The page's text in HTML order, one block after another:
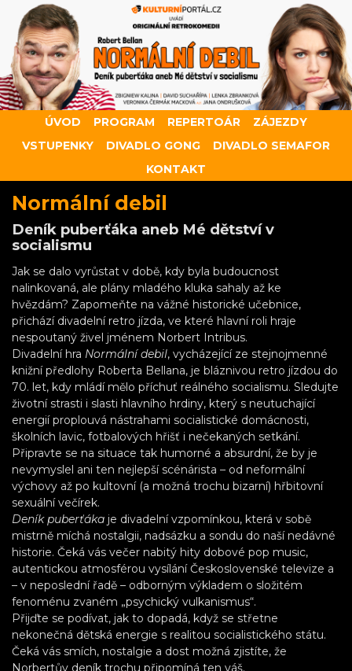
ÚVOD PROGRAM REPERTOÁR
ZÁJEZDY
VSTUPENKY
DIVADLO GONG
DIVADLO SEMAFOR
KONTAKT
Normální debil
Deník puberťáka aneb Mé dětství v
socialismu
Jak se dalo vyrůstat v době, kdy byla budoucnost
nalinkovaná, ale plány mladého kluka sahaly až ke
hvězdám? Zapomeňte na vážné historické učebnice,
přichází divadelní retro jízda, ve které hlavní roli hraje
nespoutaný živel jménem Norbert Intribus.
Divadelní hra Normální debil, vycházející ze stejnojmenné
knižní předlohy Roberta Bellana, je bláznivou retro jízdou do
70. let, kdy mládí mělo příchuť reálného socialismu. Sledujte
životní strasti i slasti hlavního hrdiny, který s neutuchající
energií proplouvá nástrahami socialistické domácnosti,
školních lavic, fotbalových hřišť i nečekaných setkání.
Připravte se na situace tak humorné a absurdní, že by je
nevymyslel ani ten nejlepší scénárista – od neformální
výchovy až po kultovní (a možná trochu bizarní) hřbitovní
sexuální večírek.
Deník puberťáka je divadelní vzpomínkou, která v sobě
mistrně míchá nostalgii, nadsázku a sondu do naší nedávné
historie. Čeká vás večer nabitý hity dobové pop music,
autentickou atmosférou vysílání Československé televize a
– v neposlední řadě – odborným výkladem o složitém
fenoménu zvaném „psychický vulkanismus“.
Přijďte se podívat, jak to dopadá, když se střetne
nekonečná dětská energie s realitou socialistického státu.
Čeká vás smích, nostalgie a dost možná zjistíte, že
Norbertův deník trochu připomíná ten váš.